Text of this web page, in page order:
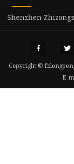
Shenzhen
Copyright ©
E-